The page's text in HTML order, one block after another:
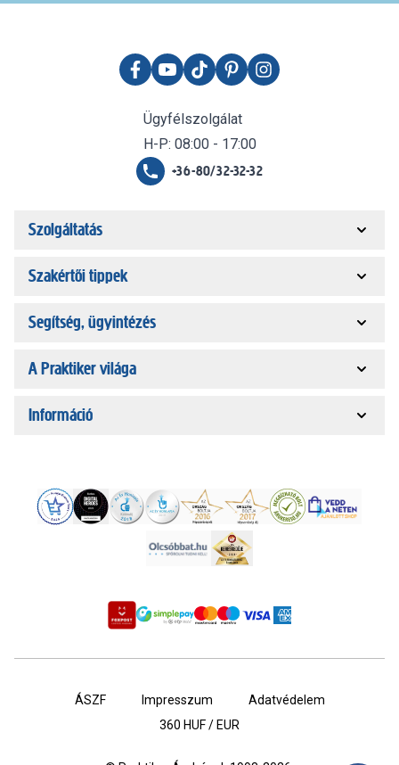
Ügyfélszolgálat
H-P: 08:00 - 17:00
+36-80/32-32-32
Szolgáltatás
Szakértői tippek
Segítség, ügyintézés
A Praktiker világa
Információ
ÁSZF Impresszum
Adatvédelem
360 HUF / EUR